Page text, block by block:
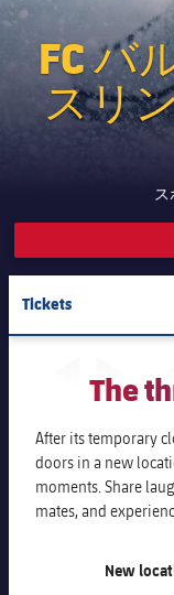
plusicon
label.aria.plus
バルサア
plusicon
label.aria.plus
レジェン
監督
plusicon
label.aria.plus
Facilities
トップチー
女子サッカ
plusicon
スケジュ
バルサAtlètic
plusicon
label.aria.plus
スケジュ
plusicon
順位表
PLUSICON
plusicon
label.aria.plus
スケジュー
チケット
PLUSICON
トップチー
plusicon
PLUSICON
FC バ
スリ
ス
Tickets
Packs and promotions
FAQS
The
After its temporary
doors in a new
moments. Share
mates, and
New